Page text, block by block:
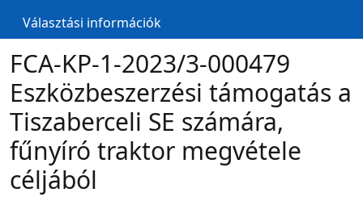
Választási információk
FCA-KP-1-2023/3-000479
Eszközbeszerzési támogatás a
Tiszaberceli SE számára,
fűnyíró traktor megvétele
céljából